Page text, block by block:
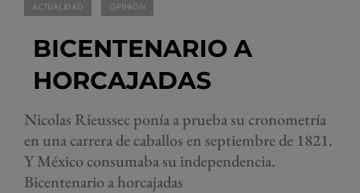
ACTUALIDAD OPINIÓN
BICENTENARIO A
HORCAJADAS
Nicolas Rieussec ponía a prueba su cronometría
en una carrera de caballos en septiembre de 1821.
Y México consumaba su independencia.
Bicentenario a horcajadas